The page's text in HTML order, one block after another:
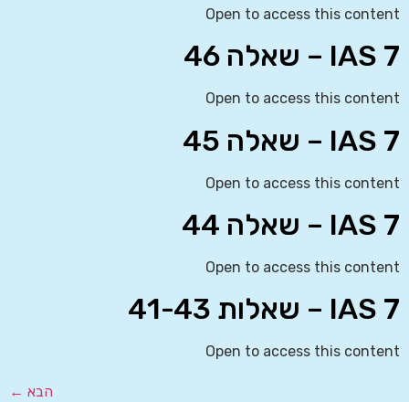
Open to access this content
IAS 7 – שאלה 46
Open to access this content
IAS 7 – שאלה 45
Open to access this content
IAS 7 – שאלה 44
Open to access this content
IAS 7 – שאלות 41-43
Open to access this content
הבא ←